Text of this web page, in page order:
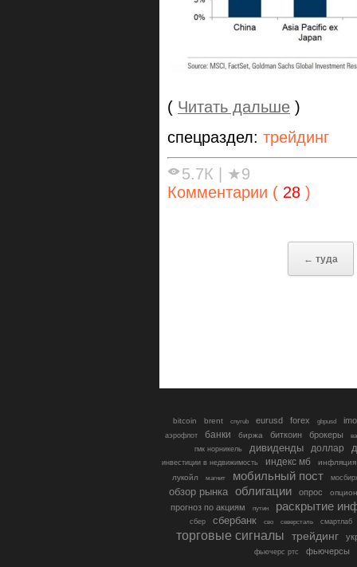
( Читать дальше )
спецраздел: трейдинг
5.7К
★9
Комментарии ( 28 )
← туда
bitcoin brent cnyrub eurusd forex gbpusd
аэрофлот банки биржа биткоин брокеры
гмк норникель
дивиденды доллар
инвестиции в недвижимость индекс мб
инфляция
лукойл
магнит мобильный пост
обзор рынка облигации опрос
прогноз по акциям путин раскрытие
сбер сбербанк сво северсталь смартлаб
торговые сигналы трейдинг
фьючерс ртс фьючерсы